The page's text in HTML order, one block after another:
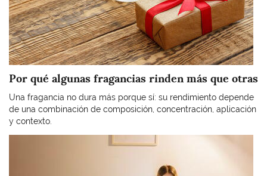
Por qué algunas fragancias rinden más que otras
Una fragancia no dura más porque sí: su rendimiento depende
de una combinación de composición, concentración, aplicación
y contexto.